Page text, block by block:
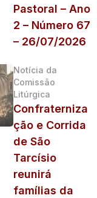
Pastoral – Ano
2 – Número 67
– 26/07/2026
Notícia da
Comissão
Litúrgica
Confraterniza
ção e Corrida
de São
Tarcísio
reunirá
famílias da